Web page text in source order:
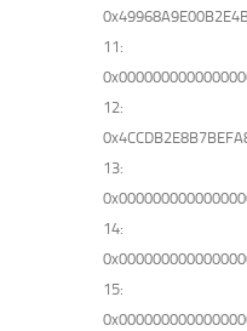
11:
12:
13:
14:
15: